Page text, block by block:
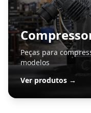
Peças para
modelos
Ver produtos →